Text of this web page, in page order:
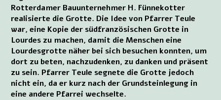
Rotterdamer Bauunternehmer H. Fünnekotter
realisierte die Grotte. Die Idee von Pfarrer Teule
war, eine Kopie der südfranzösischen Grotte in
Lourdes zu machen, damit die Menschen eine
Lourdesgrotte näher bei sich besuchen konnten, um
dort zu beten, nachzudenken, zu danken und präsent
zu sein. Pfarrer Teule segnete die Grotte jedoch
nicht ein, da er kurz nach der Grundsteinlegung in
eine andere Pfarrei wechselte.